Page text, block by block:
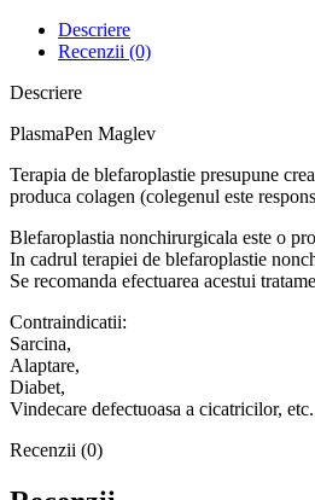
Descriere
Recenzii (0)
Descriere
PlasmaPen Maglev
Terapia de blefaroplastie presupune
produca colagen (colegenul este
Blefaroplastia nonchirurgicala este o
In cadrul terapiei de blefaroplastie
Se recomanda efectuarea acestui
Contraindicatii:
Sarcina,
Alaptare,
Diabet,
Vindecare defectuoasa a cicatricilor, etc.
Recenzii (0)